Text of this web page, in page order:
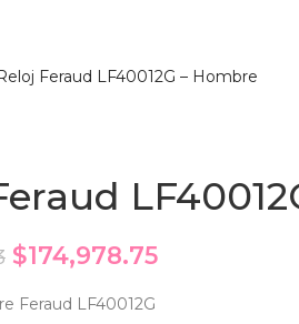
Feraud LF40012G – Hombre
$174,978.75
Feraud LF40012G